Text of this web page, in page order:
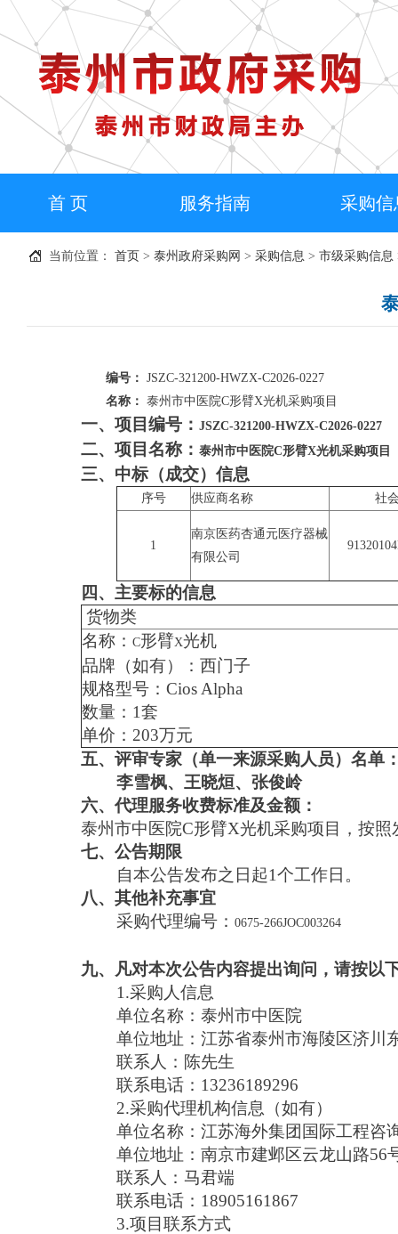
首 页 服务指南 采购信
当前位置： 首页 > 泰州政府采购网 > 采购信息 > 市级采购信息
编号： JSZC-321200-HWZX-C2026-0227
名称： 泰州市中医院C形臂X光机采购项目
一、项目编号： JSZC-321200-HWZX-C2026-0227
二、项目名称： 泰州市中医院C形臂X光机采购项目
三、中标（成交）信息
序号 供应商名称 社
1
南京医药杏通元医疗器械
有限公司
四、主要标的信息
货物类
名称： C形臂X光机
品牌（如有）：西门子
规格型号：Cios Alpha
数量：1套
单价：203万元
五、评审专家（单一来源采购人员）名单
李雪枫、王晓烜、张俊岭
六、代理服务收费标准及金额：
泰州市中医院C形臂X光机采购项目，按
七、公告期限
自本公告发布之日起1个工作日。
八、其他补充事宜
采购代理编号： 0675-266JOC003264
九、凡对本次公告内容提出询问，请按以
1.采购人信息
单位名称：泰州市中医院
单位地址：江苏省泰州市海陵区济川
联系人：陈先生
联系电话：13236189296
2.采购代理机构信息（如有）
单位名称：江苏海外集团国际工程咨
单位地址：南京市建邺区云龙山路56
联系人：马君端
联系电话：18905161867
3.项目联系方式